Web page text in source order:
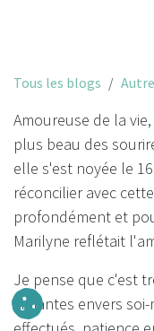
Tous les blogs
Amoureuse de la
plus beau des
elle s'est noyée le
réconcilier avec
profondément et
Marilyne reflétait
Je pense que c'est
aimantes envers